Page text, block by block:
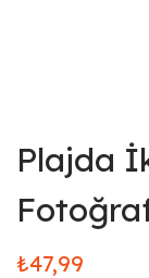
Plajda
₺47,99